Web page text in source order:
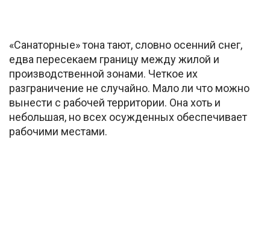
«Санаторные» тона тают, словно осенний снег,
едва пересекаем границу между жилой и
производственной зонами. Четкое их
разграничение не случайно. Мало ли что можно
вынести с рабочей территории. Она хоть и
небольшая, но всех осужденных обеспечивает
рабочими местами.